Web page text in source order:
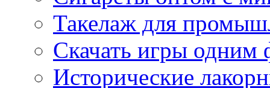
Такелаж для
Скачать игры одним
Исторические